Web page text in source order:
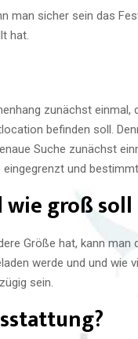
man sicher sein das
hat.
zunächst
befinden soll.
Suche zunächst
und bestimmt
groß
Größe hat, kann
werde und und
sein.